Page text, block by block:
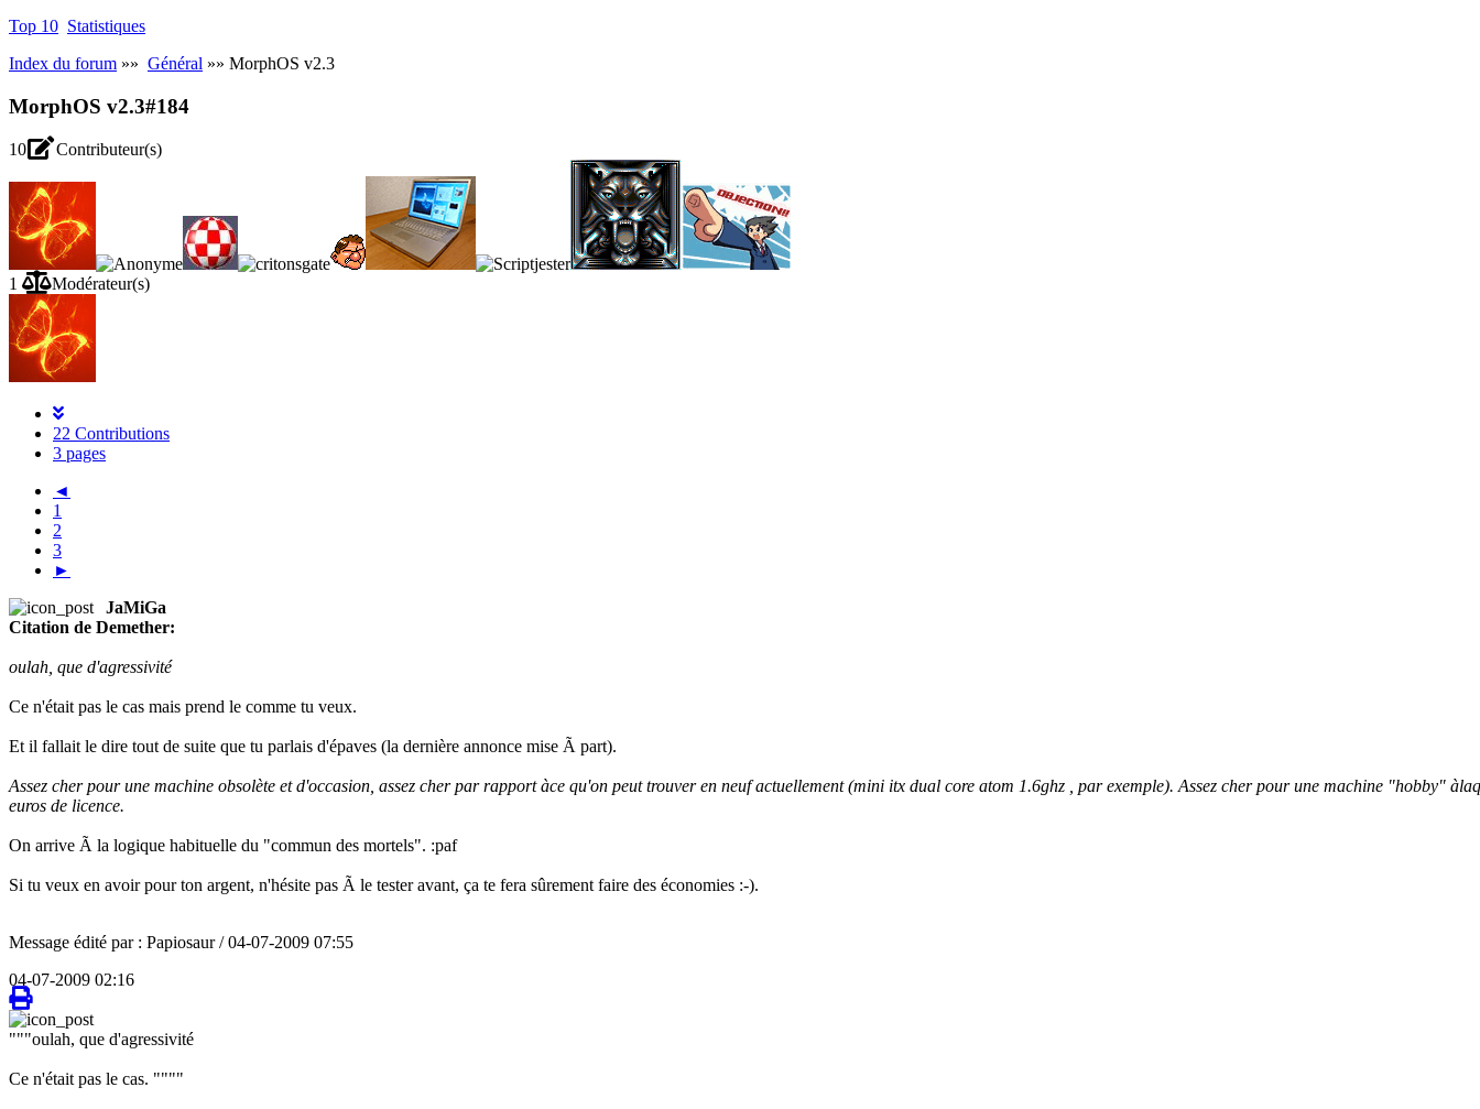
Top 10 Statistiques
Index du forum »» Général »» MorphOS v2.3
MorphOS v2.3#184
10 Contributeur(s)
1 Modérateur(s)
22 Contributions
3 pages
◄
1
2
3
►
JaMiGa
Citation de Demether:
oulah, que d'agressivité
Ce n'était pas le cas mais prend le comme tu veux.
Et il fallait le dire tout de suite que tu parlais d'épaves (la dernière annonce mise Ã part).
Assez cher pour une machine obsolète et d'occasion, assez cher par rapport àce qu'on peut trouver en neuf actuellement (mini itx dual core atom 1.6ghz , par exemple). Assez cher pour une machine "hobby"
euros de licence.
On arrive Ã la logique habituelle du "commun des mortels". :paf
Si tu veux en avoir pour ton argent, n'hésite pas Ã le tester avant, ça te fera sûrement faire des économies :-).
Message édité par : Papiosaur / 04-07-2009 07:55
04-07-2009 02:16
"""oulah, que d'agressivité
Ce n'était pas le cas. """"